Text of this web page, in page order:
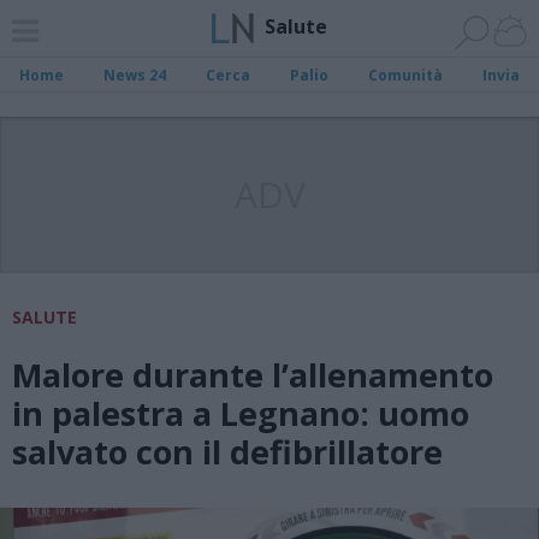
Salute
Home News 24 Cerca Palio Comunità Invia
SALUTE
Malore durante l’allenamento
in palestra a Legnano: uomo
salvato con il defibrillatore